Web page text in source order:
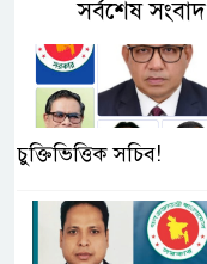
সর্বশেষ সংবাদ
চুক্তিভিত্তিক সচিব!